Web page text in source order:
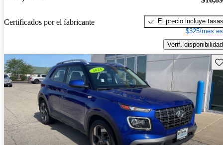
Certificados por el fabricante
El precio incluye tasas
$325/mes
Verif. disponibilidad